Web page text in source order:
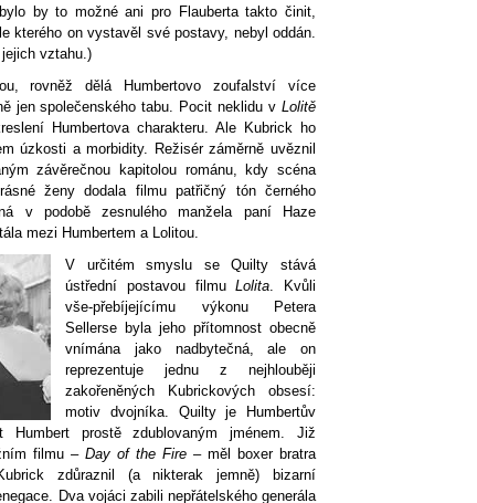
by to možné ani pro Flauberta takto činit,
kterého on vystavěl své postavy, nebyl oddán.
vztahu.)
rovněž dělá Humbertovo zoufalství více
jen společenského tabu. Pocit neklidu v Lolitě
Humbertova charakteru. Ale Kubrick ho
úzkosti a morbidity. Režisér záměrně uvěznil
závěrečnou kapitolou románu, kdy scéna
ženy dodala filmu patřičný tón černého
v podobě zesnulého manžela paní Haze
mezi Humbertem a Lolitou.
V určitém smyslu se Quilty stává
ústřední postavou filmuLolita. Kvůli
vše-přebíjejícímu výkonu Petera
Sellerse byla jeho přítomnost obecně
vnímána jako nadbytečná, ale on
reprezentuje jednu z nejhlouběji
zakořeněných Kubrickových obsesí:
motiv dvojníka. Quilty je Humbertův
prostě zdublovaným jménem. Již
filmu – Day of the Fire – měl boxer bratra
zdůraznil (a nikterak jemně) bizarní
Dva vojáci zabili nepřátelského generála